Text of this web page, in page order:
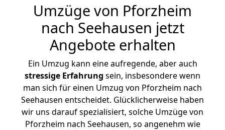
Umzüge von Pforzheim
nach Seehausen jetzt
Angebote erhalten
Ein Umzug kann eine aufregende, aber auch
stressige Erfahrung sein, insbesondere wenn
man sich für einen Umzug von Pforzheim nach
Seehausen entscheidet. Glücklicherweise haben
wir uns darauf spezialisiert, solche Umzüge von
Pforzheim nach Seehausen, so angenehm wie